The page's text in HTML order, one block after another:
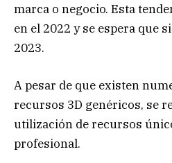
marca o negocio. Esta
en el 2022 y se espera que
2023.
A pesar de que existen
recursos 3D genéricos, se
utilización de recursos
profesional.